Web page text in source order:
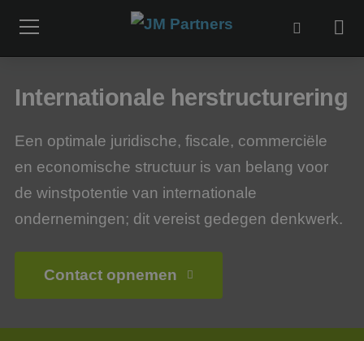
Internationale herstructurering
Een optimale juridische, fiscale, commerciële
en economische structuur is van belang voor
de winstpotentie van internationale
ondernemingen; dit vereist gedegen denkwerk.
Contact opnemen